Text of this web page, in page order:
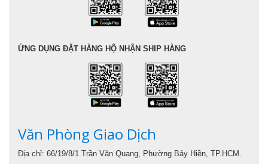
ỨNG DỤNG ĐẶT HÀNG HỘ NHẬN SHIP HÀNG
Văn Phòng Giao Dịch
Địa chỉ: 66/19/8/1 Trần Văn Quang, Phường Bảy Hiền, TP.HCM.